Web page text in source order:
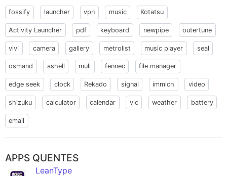
fossify launcher vpn music Kotatsu
Activity Launcher pdf keyboard newpipe outertune
vivi camera gallery metrolist music player seal
osmand ashell mull fennec file manager
edge seek clock Rekado signal immich video
shizuku calculator calendar vlc weather battery
email
APPS QUENTES
LeanType